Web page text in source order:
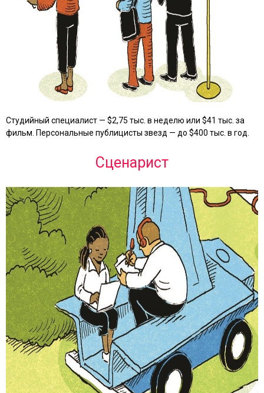
Студийный специалист — $2,75 тыс. в неделю или $41 тыс. за
фильм. Персональные публицисты звезд — до $400 тыс. в год.
Сценарист